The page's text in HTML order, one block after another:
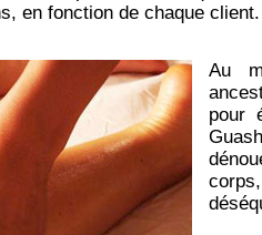
en fonction de chaque client.
Au
pour